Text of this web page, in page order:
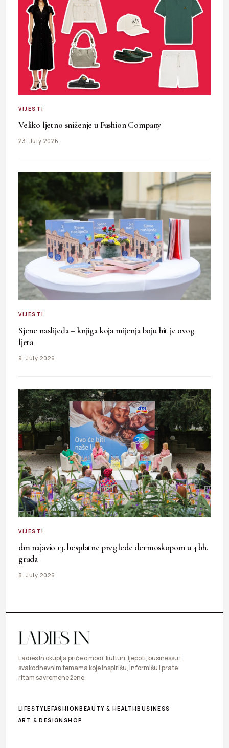
VIJESTI
Veliko ljetno sniženje u Fashion Company
23. July 2026.
VIJESTI
Sjene naslijeđa – knjiga koja mijenja boju hit je ovog
ljeta
9. July 2026.
VIJESTI
dm najavio 13. besplatne preglede dermoskopom u 4 bh.
grada
8. July 2026.
Ladies In okuplja priče o modi, kulturi, ljepoti, businessu i
svakodnevnim temama koje inspirišu, informišu i prate
ritam savremene žene.
LIFESTYLEFASHIONBEAUTY & HEALTHBUSINESS
ART & DESIGN SHOP